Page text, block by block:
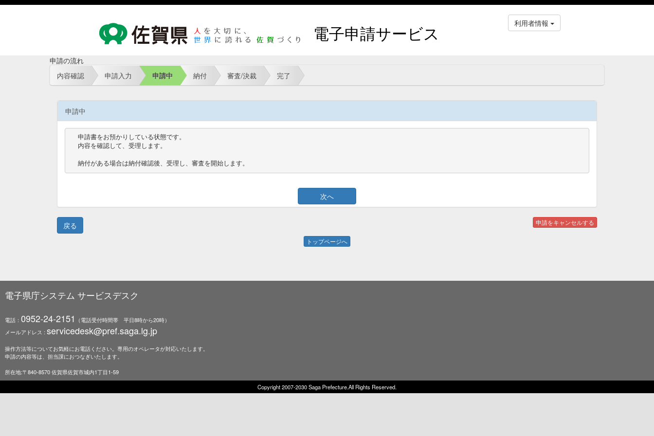
電子申請サービス
利用者情報
申請の流れ
内容確認
申請入力 申請中 納付 審査/決裁 完了
申請中
申請書をお預かりしている状態です。
内容を確認して、受理します。
納付がある場合は納付確認後、受理し、審査を開始します。
トップページへ
電子県庁システム サービスデスク
電話： 0952-24-2151
（電話受付時間帯 平日8時から20時）
メールアドレス : servicedesk@pref.saga.lg.jp
操作方法等についてお気軽にお電話ください。専用のオペレータが対応いたします。
申請の内容等は、担当課におつなぎいたします。
所在地:〒840-8570 佐賀県佐賀市城内1丁目1-59
Copyright 2007-2030 Saga Prefecture.All Rights Reserved.